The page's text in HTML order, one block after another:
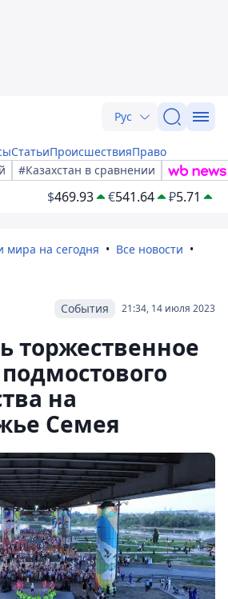
Рус
СтатьиПроисшествияПраво
#Казахстан в сравнении
$469.93 €541.64 ₽5.71
мира на сегодня
Все новости
21:34, 14 июля 2023
События
торжественное
на
Семея